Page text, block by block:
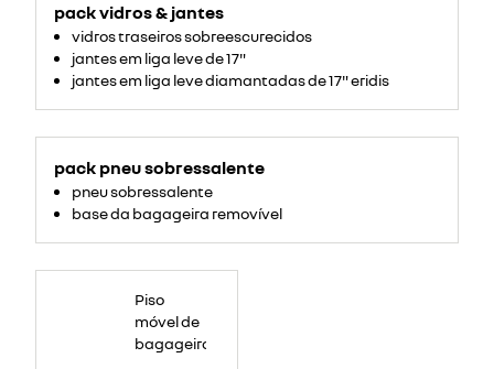
pack vidros & jantes
vidros traseiros sobreescurecidos
jantes em liga leve de 17"
jantes em liga leve diamantadas de 17" eridis
pack pneu sobressalente
pneu sobressalente
base da bagageira removível
Piso
móvel de
bagageira